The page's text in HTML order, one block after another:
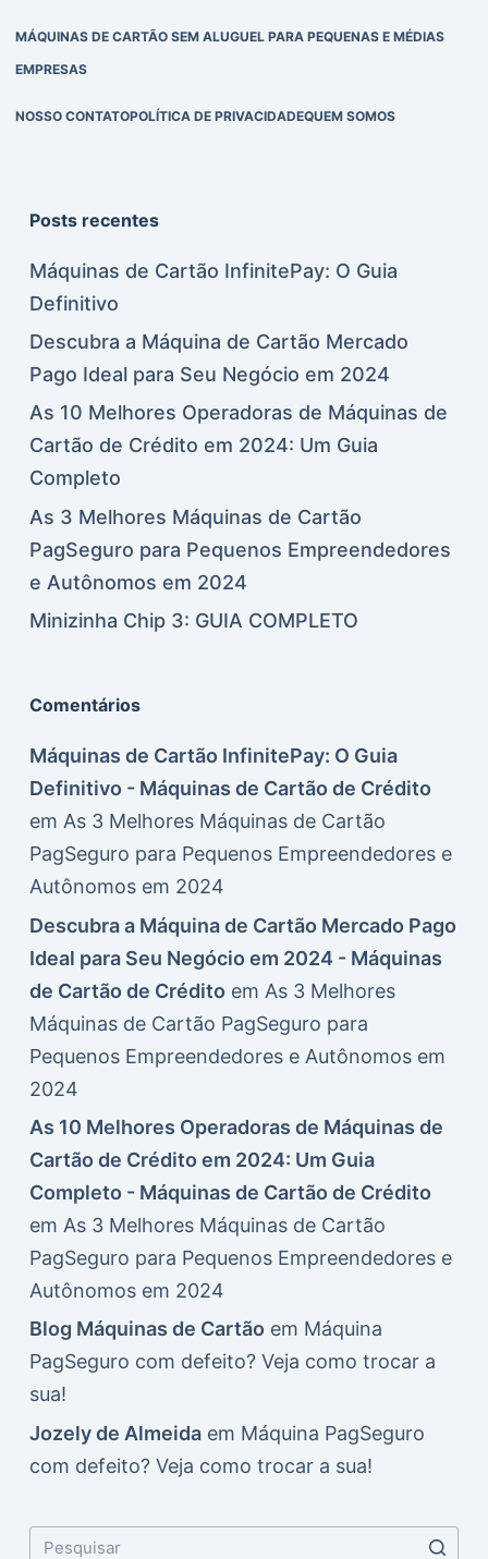
MÁQUINAS DE CARTÃO SEM ALUGUEL PARA PEQUENAS E MÉDIAS
EMPRESAS
NOSSO CONTATOPOLÍTICA DE PRIVACIDADEQUEM SOMOS
Posts recentes
Máquinas de Cartão InfinitePay: O Guia
Definitivo
Descubra a Máquina de Cartão Mercado
Pago Ideal para Seu Negócio em 2024
As 10 Melhores Operadoras de Máquinas de
Cartão de Crédito em 2024: Um Guia
Completo
As 3 Melhores Máquinas de Cartão
PagSeguro para Pequenos Empreendedores
e Autônomos em 2024
Minizinha Chip 3: GUIA COMPLETO
Comentários
Máquinas de Cartão InfinitePay: O Guia
Definitivo - Máquinas de Cartão de Crédito
em As 3 Melhores Máquinas de Cartão
PagSeguro para Pequenos Empreendedores e
Autônomos em 2024
Descubra a Máquina de Cartão Mercado Pago
Ideal para Seu Negócio em 2024 - Máquinas
de Cartão de Crédito em As 3 Melhores
Máquinas de Cartão PagSeguro para
Pequenos Empreendedores e Autônomos em
2024
As 10 Melhores Operadoras de Máquinas de
Cartão de Crédito em 2024: Um Guia
Completo - Máquinas de Cartão de Crédito
em As 3 Melhores Máquinas de Cartão
PagSeguro para Pequenos Empreendedores e
Autônomos em 2024
Blog Máquinas de Cartão em Máquina
PagSeguro com defeito? Veja como trocar a
sua!
Jozely de Almeidaem Máquina PagSeguro
com defeito? Veja como trocar a sua!